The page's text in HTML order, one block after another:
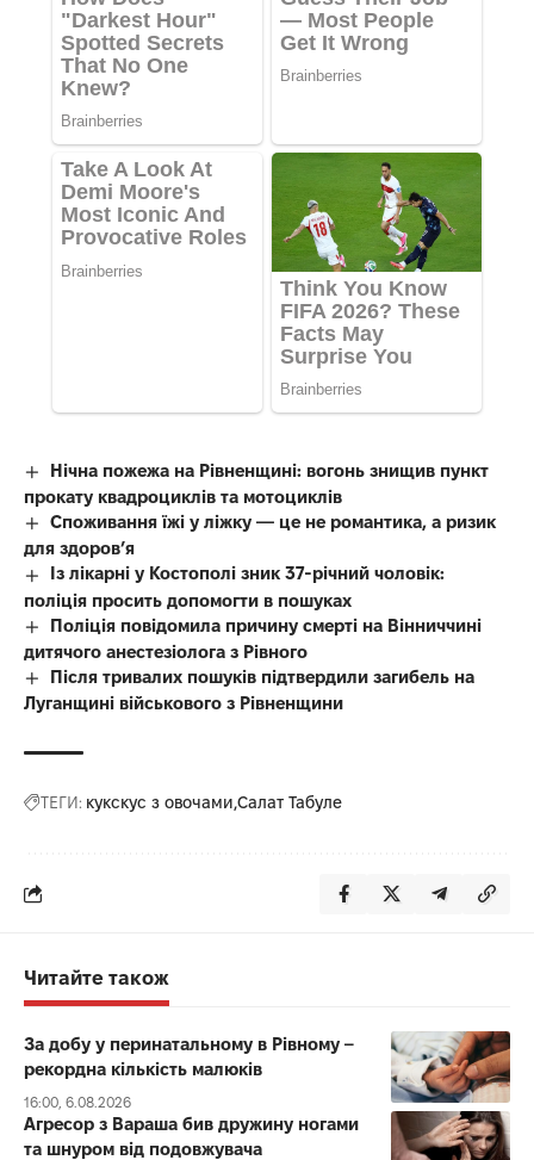
Нічна пожежа на Рівненщині: вогонь знищив пункт
прокату квадроциклів та мотоциклів
Споживання їжі у ліжку — це не романтика, а ризик
для здоров’я
Із лікарні у Костополі зник 37-річний чоловік:
поліція просить допомогти в пошуках
Поліція повідомила причину смерті на Вінниччині
дитячого анестезіолога з Рівного
Після тривалих пошуків підтвердили загибель на
Луганщині військового з Рівненщини
ТЕГИ: кукскус з овочами Салат Табуле
Читайте також
За добу у перинатальному в Рівному –
рекордна кількість малюків
16:00, 6.08.2026
Агресор з Вараша бив дружину ногами
та шнуром від подовжувача